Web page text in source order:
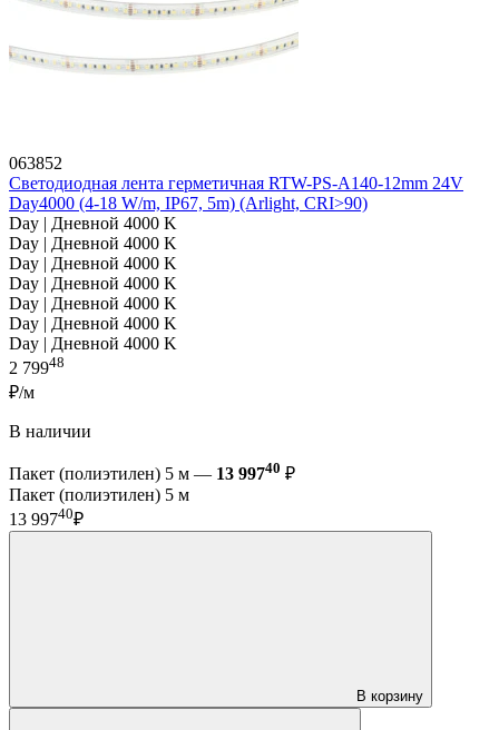
063852
Светодиодная лента герметичная RTW-PS-A140-12mm 24V
Day4000 (4-18 W/m, IP67, 5m) (Arlight, CRI>90)
Day | Дневной 4000 K
Day | Дневной 4000 K
Day | Дневной 4000 K
Day | Дневной 4000 K
Day | Дневной 4000 K
Day | Дневной 4000 K
Day | Дневной 4000 K
2 79948
₽/м
В наличии
Пакет (полиэтилен) 5 м — 13 99740 ₽
Пакет (полиэтилен) 5 м
13 99740₽
В корзину